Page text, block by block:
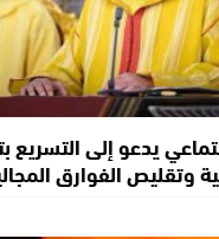
يدعو إلى التسريع
وتقليص الفوارق